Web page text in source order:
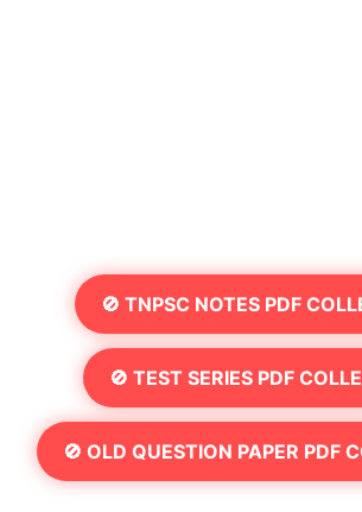
🚫 TNPSC NOTES PDF
🚫 TEST SERIES PDF
🚫 OLD QUESTION PAPER PDF